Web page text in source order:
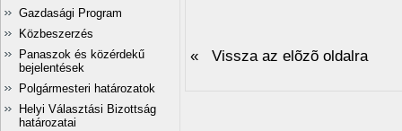
Gazdasági Program
Közbeszerzés
Panaszok és közérdekű
bejelentések
Polgármesteri határozatok
Helyi Választási Bizottság
határozatai
« Vissza az elõzõ oldalra